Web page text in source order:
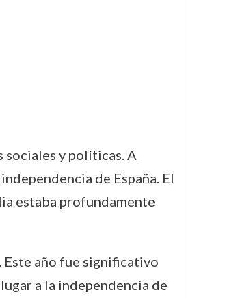
sociales y políticas. A
de España. El
estaba profundamente
Este año fue significativo
a la independencia de